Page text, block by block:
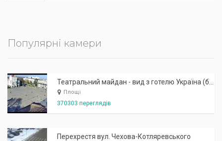
Популярні камери
Площі
370303 переглядів
Перехрестя вул. Чехова-Котляревського